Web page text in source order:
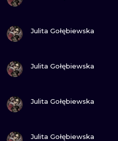
Julita Gołębiewska
Julita Gołębiewska
Julita Gołębiewska
Julita Gołębiewska